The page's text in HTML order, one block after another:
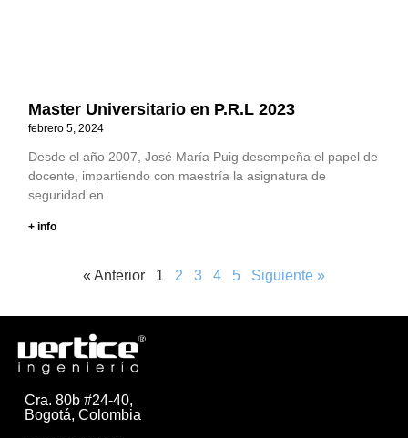
Master Universitario en P.R.L 2023
febrero 5, 2024
Desde el año 2007, José María Puig desempeña el papel de
docente, impartiendo con maestría la asignatura de
seguridad en
+ info
« Anterior 1 2 3 4 5 Siguiente »
Cra. 80b #24-40,
Bogotá, Colombia